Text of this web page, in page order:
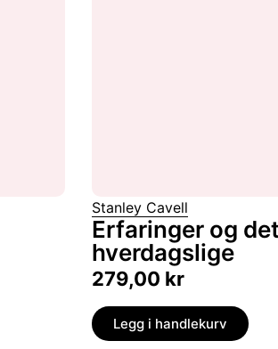
Stanley Cavell
Erfaringer og det
hverdagslige
279,00 kr
Legg i handlekurv